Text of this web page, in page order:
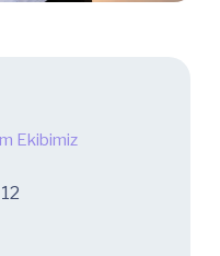
Ekibimiz